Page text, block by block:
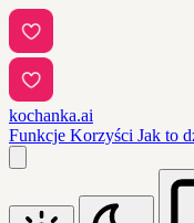
kochanka.ai
Funkcje Korzyści Jak to